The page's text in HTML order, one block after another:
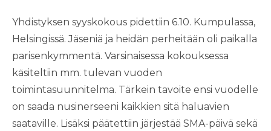
Yhdistyksen syyskokous pidettiin 6.10. Kumpulassa,
Helsingissä. Jäseniä ja heidän perheitään oli paikalla
parisenkymmentä. Varsinaisessa kokouksessa
käsiteltiin mm. tulevan vuoden
toimintasuunnitelma. Tärkein tavoite ensi vuodelle
on saada nusinerseeni kaikkien sitä haluavien
saataville. Lisäksi päätettiin järjestää SMA-päivä sekä